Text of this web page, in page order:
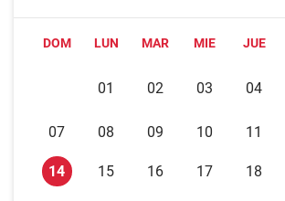
DOM LUN MAR MIE JUE
01 02 03 04
07 08 09 10 11
14 15 16 17 18